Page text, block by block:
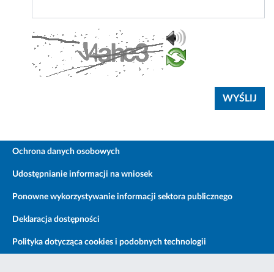
Ochrona danych osobowych
Udostępnianie informacji na wniosek
Ponowne wykorzystywanie informacji sektora publicznego
Deklaracja dostępności
Polityka dotycząca cookies i podobnych technologii